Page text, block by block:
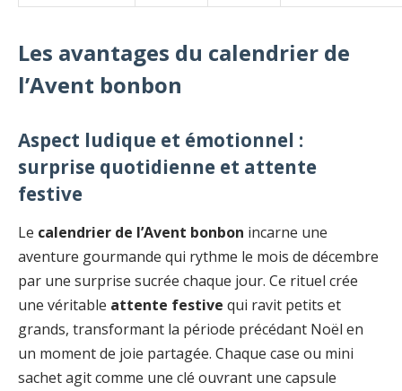
Les avantages du calendrier de
l’Avent bonbon
Aspect ludique et émotionnel :
surprise quotidienne et attente
festive
Le calendrier de l’Avent bonbon incarne une
aventure gourmande qui rythme le mois de décembre
par une surprise sucrée chaque jour. Ce rituel crée
une véritable attente festive qui ravit petits et
grands, transformant la période précédant Noël en
un moment de joie partagée. Chaque case ou mini
sachet agit comme une clé ouvrant une capsule